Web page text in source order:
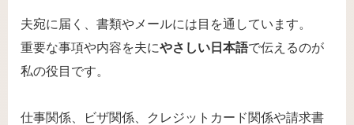
夫宛に届く、書類やメールには目を通しています。
重要な事項や内容を夫にやさしい日本語で伝えるのが
私の役目です。
仕事関係、ビザ関係、クレジットカード関係や請求書